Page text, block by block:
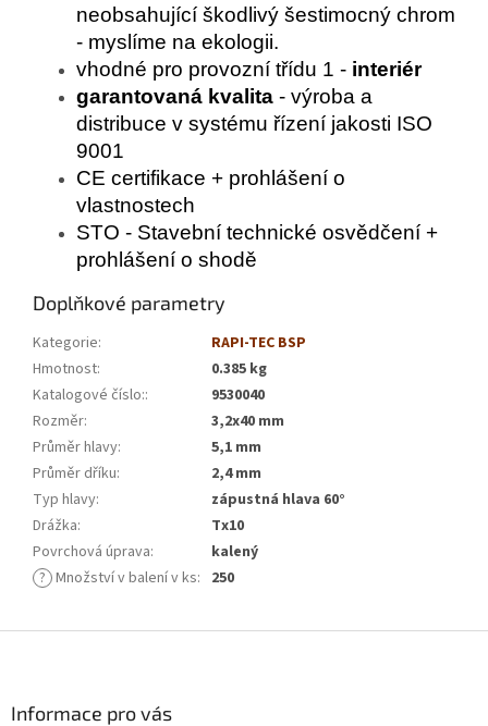
neobsahující škodlivý šestimocný chrom
- myslíme na ekologii.
vhodné pro provozní třídu 1 - interiér
garantovaná kvalita - výroba a
distribuce v systému řízení jakosti ISO
9001
CE certifikace + prohlášení o
vlastnostech
STO - Stavební technické osvědčení +
prohlášení o shodě
Doplňkové parametry
Kategorie:
RAPI-TEC BSP
Hmotnost:
0.385 kg
Katalogové číslo::
9530040
Rozměr:
3,2x40 mm
Průměr hlavy:
5,1 mm
Průměr dříku:
2,4 mm
Typ hlavy:
zápustná hlava 60°
Drážka:
Tx10
Povrchová úprava:
kalený
? Množství v balení v ks: 250
Informace pro vás